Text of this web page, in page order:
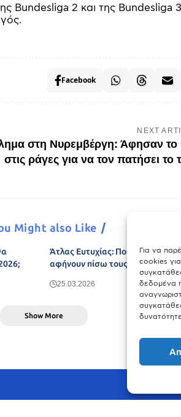
Για να
cookies
δεδομένα
Bundesliga 2 και της Bundesliga
Facebook
NEXT
στη Νυρεμβέργη: Άφησαν το
στις ράγες για να τον πατήσει το
Might also Like
Άτλας Ευτυχίας: Ποιες πόλεις
αφήνουν πίσω τους το Μόναχο;
25.03.2026
Show More